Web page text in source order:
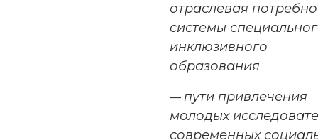
отраслевая
системы
инклюзивного
образования
— пути привлечения
молодых
современных